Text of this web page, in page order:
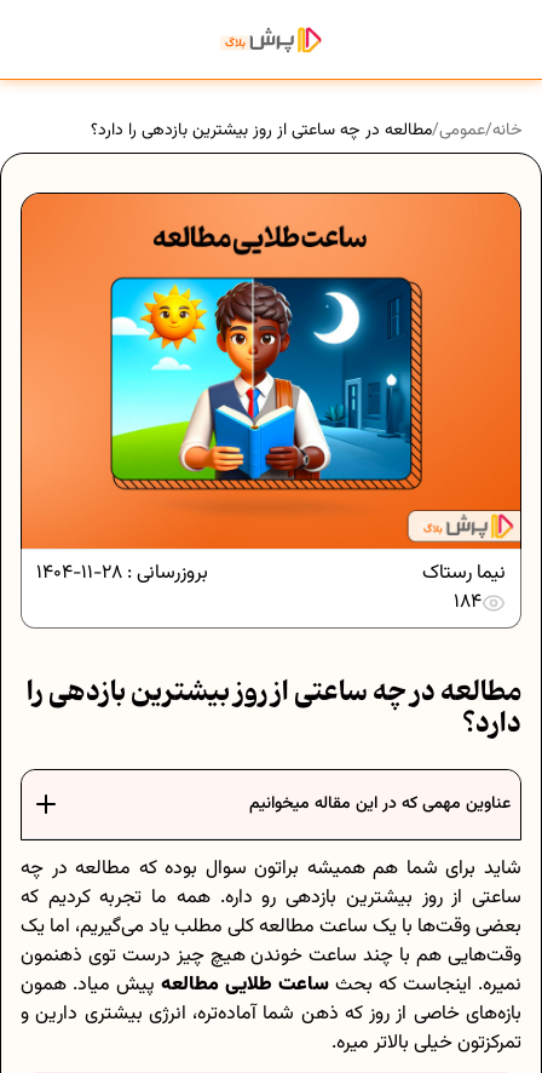
خانه/عمومی/مطالعه در چه ساعتی از روز بیشترین بازدهی را دارد؟
بروزرسانی : 28-11-1404
نیما رستاک
184
مطالعه در چه ساعتی از روز بیشترین بازدهی را
دارد؟
عناوین مهمی که در این مقاله میخوانیم
شاید برای شما هم همیشه براتون سوال بوده که مطالعه در چه
ساعتی از روز بیشترین بازدهی رو داره. همه ما تجربه کردیم که
بعضی وقت‌ها با یک ساعت مطالعه کلی مطلب یاد می‌گیریم، اما یک
وقت‌هایی هم با چند ساعت خوندن هیچ چیز درست توی ذهنمون
نمیره. اینجاست که بحث ساعت طلایی مطالعه پیش میاد. همون
بازه‌های خاصی از روز که ذهن شما آماده‌تره، انرژی بیشتری دارین و
تمرکزتون خیلی بالاتر میره.